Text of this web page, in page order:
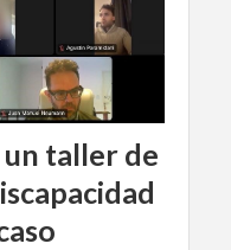
taller de